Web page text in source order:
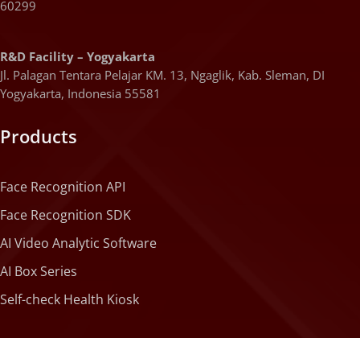
60299
R&D Facility – Yogyakarta
Jl. Palagan Tentara Pelajar KM. 13, Ngaglik, Kab. Sleman, DI
Yogyakarta, Indonesia 55581
Products
Face Recognition API
Face Recognition SDK
AI Video Analytic Software
AI Box Series
Self-check Health Kiosk